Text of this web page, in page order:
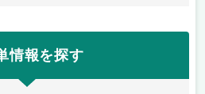
情報を探す